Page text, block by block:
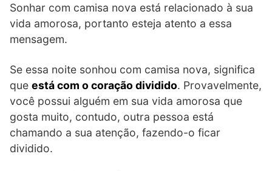
Sonhar com camisa nova está relacionado à sua
vida amorosa, portanto esteja atento a essa
mensagem.
Se essa noite sonhou com camisa nova, significa
que está com o coração dividido. Provavelmente,
você possui alguém em sua vida amorosa que
gosta muito, contudo, outra pessoa está
chamando a sua atenção, fazendo-o ficar
dividido.